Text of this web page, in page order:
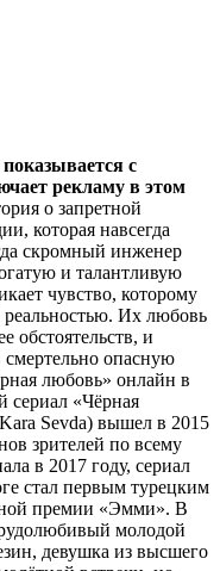
с
рекламу в этом
о запретной
которая навсегда
скромный инженер
и талантливую
чувство, которому
реальностью. Их любовь
обстоятельств, и
смертельно опасную
любовь» онлайн в
сериал «Чёрная
Sevda) вышел в 2015
зрителей по всему
в 2017 году, сериал
стал первым турецким
премии «Эмми». В
молодой
девушка из высшего